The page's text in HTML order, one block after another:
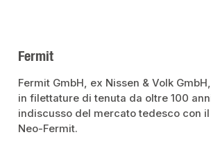
Fermit
Fermit GmbH, ex Nissen & Volk
in filettature di tenuta da oltre 100
indiscusso del mercato tedesco con
Neo-Fermit.